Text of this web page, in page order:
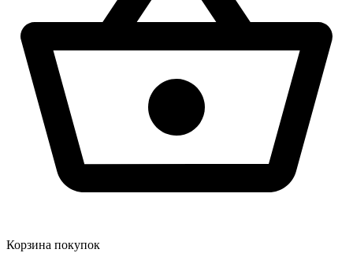
Корзина покупок